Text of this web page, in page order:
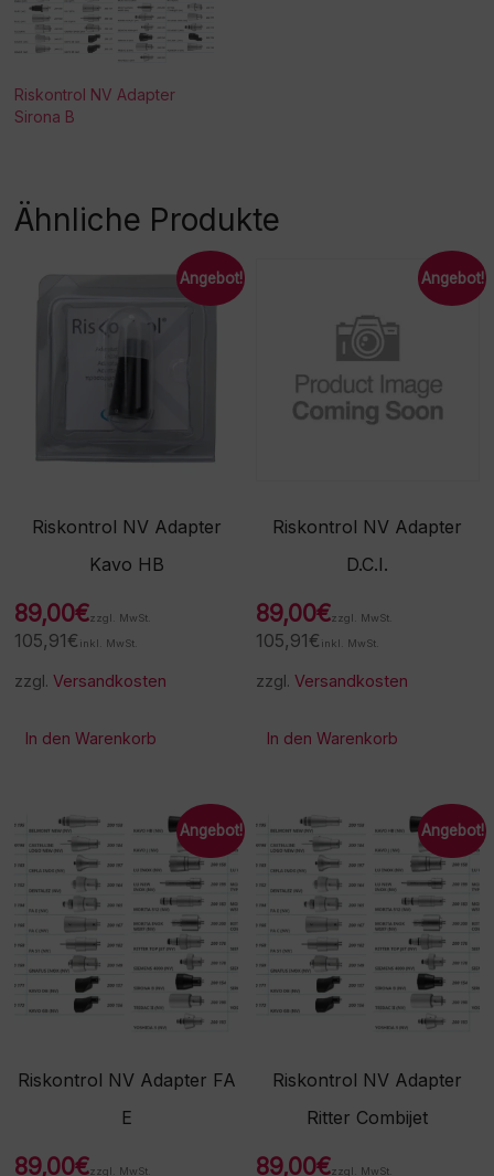
Riskontrol NV Adapter
Sirona B
Ähnliche Produkte
Angebot!
Riskontrol NV Adapter
Kavo HB
89,00€zzgl. MwSt.
105,91€ inkl. MwSt.
zzgl.Versandkosten
In den Warenkorb
Angebot!
Riskontrol NV Adapter
D.C.I.
89,00€zzgl. MwSt.
105,91€ inkl. MwSt.
zzgl.Versandkosten
In den Warenkorb
Angebot!
Riskontrol NV Adapter FA
E
89,00€zzgl. MwSt.
Angebot!
Riskontrol NV Adapter
Ritter Combijet
89,00€zzgl. MwSt.